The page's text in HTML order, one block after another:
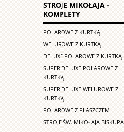
STROJE MIKOŁAJA -
KOMPLETY
POLAROWE Z KURTKĄ
WELUROWE Z KURTKĄ
DELUXE POLAROWE Z KURTKĄ
SUPER DELUXE POLAROWE Z
KURTKĄ
SUPER DELUXE WELUROWE Z
KURTKĄ
POLAROWE Z PŁASZCZEM
STROJE ŚW. MIKOŁAJA BISKUPA